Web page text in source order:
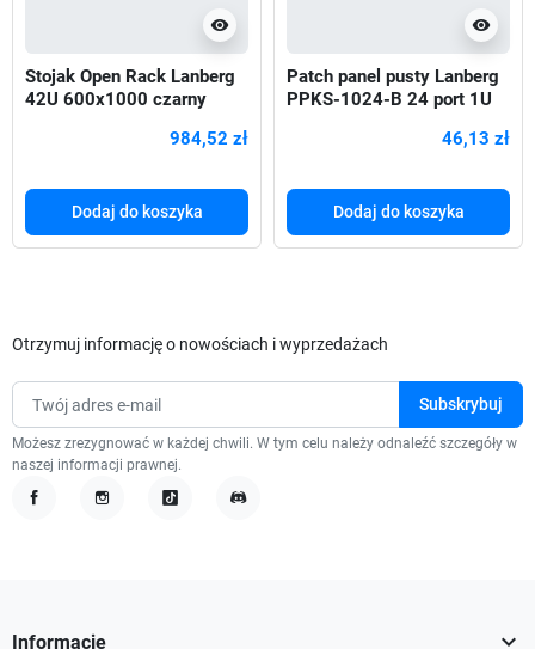
visibility
Stojak Open Rack Lanberg
42U 600x1000 czarny
984,52 zł
Dodaj do koszyka
visibility
Patch panel pusty Lanberg
PPKS-1024-B 24 port 1U
46,13 zł
Dodaj do koszyka
Otrzymuj informację o nowościach i wyprzedażach
Możesz zrezygnować w każdej chwili. W tym celu należy odnaleźć szczegóły w
naszej informacji prawnej.
Informacje 